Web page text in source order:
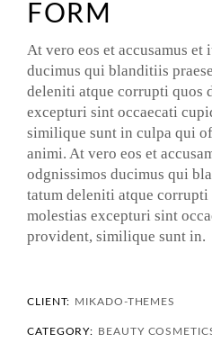
FORM
At vero eos et accusamus et
ducimus qui blanditiis
deleniti atque corrupti quos
excepturi sint occaecati
similique sunt in culpa qui
animi. At vero eos et
odgnissimos ducimus qui
tatum deleniti atque corrupti
molestias excepturi sint
provident, similique sunt in.
CLIENT: MIKADO-THEMES
CATEGORY: BEAUTY